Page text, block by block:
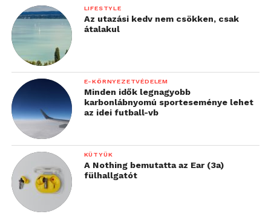
LIFESTYLE
Az utazási kedv nem csökken, csak
átalakul
E-KÖRNYEZETVÉDELEM
Minden idők legnagyobb
karbonlábnyomú sporteseménye lehet
az idei futball-vb
KÜTYÜK
A Nothing bemutatta az Ear (3a)
fülhallgatót